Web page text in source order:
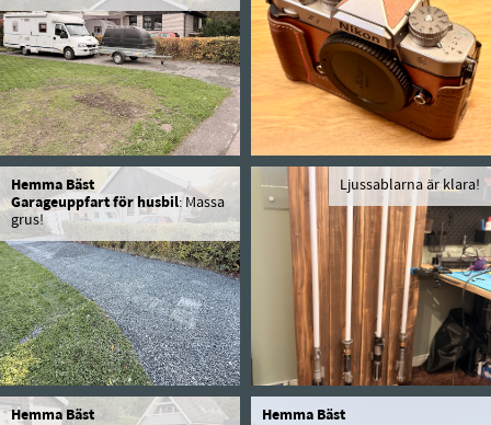
Hemma Bäst
Garageuppfart för husbil: Massa
grus!
Ljussablarna är klara!
Hemma Bäst
Hemma Bäst